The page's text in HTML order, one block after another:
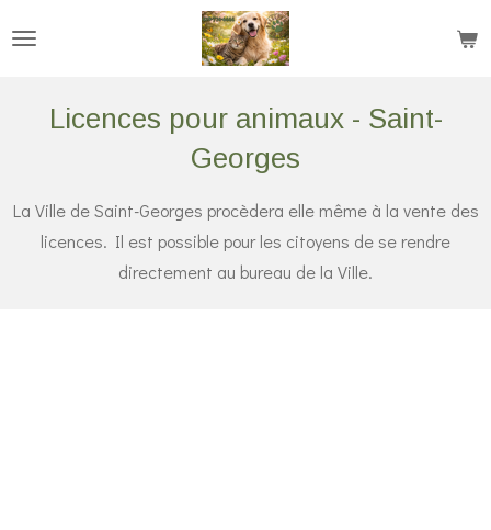
principalLicences pour animaux - Saint-
Georges
La Ville de Saint-Georges procèdera elle même à la vente des
licences. Il est possible pour les citoyens de se rendre
directement au bureau de la Ville.